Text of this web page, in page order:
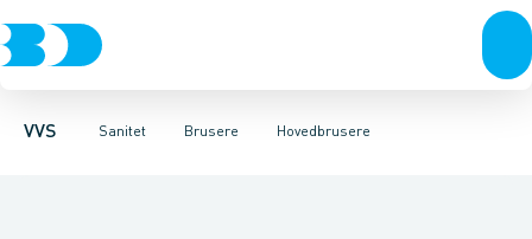
VVS Sanitet
Rør & fittingsPressfittings & rørKuglehaner & ventiler
Brusere
Toiletter, sæder og cisterner VaskeArmaturer
Hovedbrusere
HåndbrusereBruseslanger BrusesætBrusestænger